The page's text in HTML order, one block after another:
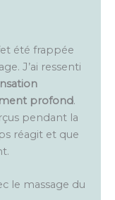
été frappée
J’ai ressenti
profond.
pendant la
réagit et que
le massage du